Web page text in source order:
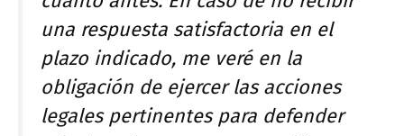
una respuesta satisfactoria en el
plazo indicado, me veré en la
obligación de ejercer las acciones
legales pertinentes para defender